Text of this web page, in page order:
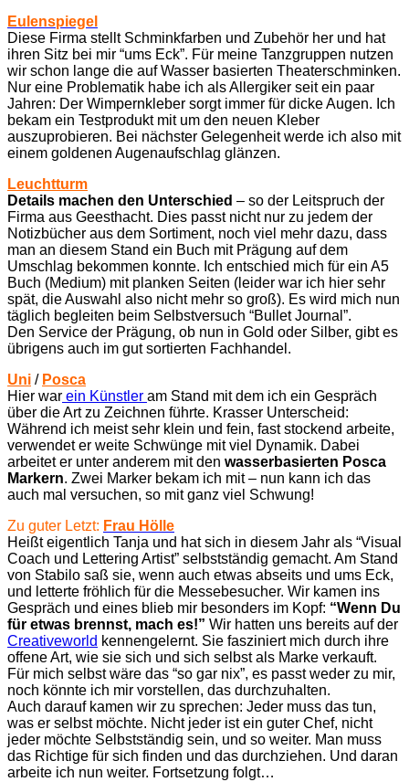
Eulenspiegel
Diese Firma stellt Schminkfarben und Zubehör her und hat
ihren Sitz bei mir “ums Eck”. Für meine Tanzgruppen nutzen
wir schon lange die auf Wasser basierten Theaterschminken.
Nur eine Problematik habe ich als Allergiker seit ein paar
Jahren: Der Wimpernkleber sorgt immer für dicke Augen. Ich
bekam ein Testprodukt mit um den neuen Kleber
auszuprobieren. Bei nächster Gelegenheit werde ich also mit
einem goldenen Augenaufschlag glänzen.
Leuchtturm
Details machen den Unterschied – so der Leitspruch der
Firma aus Geesthacht. Dies passt nicht nur zu jedem der
Notizbücher aus dem Sortiment, noch viel mehr dazu, dass
man an diesem Stand ein Buch mit Prägung auf dem
Umschlag bekommen konnte. Ich entschied mich für ein A5
Buch (Medium) mit planken Seiten (leider war ich hier sehr
spät, die Auswahl also nicht mehr so groß). Es wird mich nun
täglich begleiten beim Selbstversuch “Bullet Journal”.
Den Service der Prägung, ob nun in Gold oder Silber, gibt es
übrigens auch im gut sortierten Fachhandel.
Uni / Posca
Hier war ein Künstler am Stand mit dem ich ein Gespräch
über die Art zu Zeichnen führte. Krasser Unterscheid:
Während ich meist sehr klein und fein, fast stockend arbeite,
verwendet er weite Schwünge mit viel Dynamik. Dabei
arbeitet er unter anderem mit den wasserbasierten Posca
Markern. Zwei Marker bekam ich mit – nun kann ich das
auch mal versuchen, so mit ganz viel Schwung!
Zu guter Letzt: Frau Hölle
Heißt eigentlich Tanja und hat sich in diesem Jahr als “Visual
Coach und Lettering Artist” selbstständig gemacht. Am Stand
von Stabilo saß sie, wenn auch etwas abseits und ums Eck,
und letterte fröhlich für die Messebesucher. Wir kamen ins
Gespräch und eines blieb mir besonders im Kopf: “Wenn Du
für etwas brennst, mach es!” Wir hatten uns bereits auf der
Creativeworld kennengelernt. Sie fasziniert mich durch ihre
offene Art, wie sie sich und sich selbst als Marke verkauft.
Für mich selbst wäre das “so gar nix”, es passt weder zu mir,
noch könnte ich mir vorstellen, das durchzuhalten.
Auch darauf kamen wir zu sprechen: Jeder muss das tun,
was er selbst möchte. Nicht jeder ist ein guter Chef, nicht
jeder möchte Selbstständig sein, und so weiter. Man muss
das Richtige für sich finden und das durchziehen. Und daran
arbeite ich nun weiter. Fortsetzung folgt…